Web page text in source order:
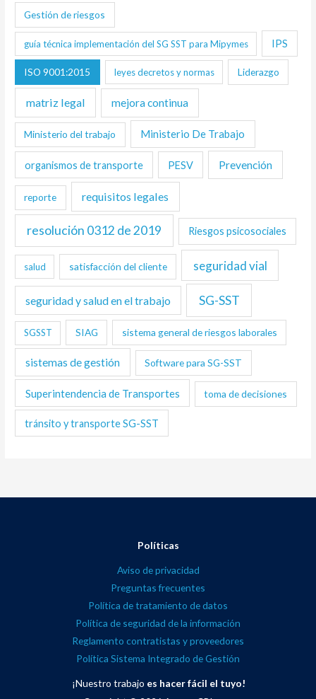
Gestión de riesgos
guía técnica implementación del SG SST para Mipymes IPS
ISO 9001:2015 leyes decretos y normas Liderazgo
matriz legal mejora continua
Ministerio del trabajo Ministerio De Trabajo
organismos de transporte PESV Prevención
reporte requisitos legales
resolución 0312 de 2019 Riesgos psicosociales
salud satisfacción del cliente seguridad vial
seguridad y salud en el trabajo SG-SST
SGSST SIAG sistema general de riesgos laborales
sistemas de gestión Software para SG-SST
Superintendencia de Transportes toma de decisiones
tránsito y transporte SG-SST
Políticas
Aviso de privacidad
Preguntas frecuentes
Política de tratamiento de datos
Política de seguridad de la información
Reglamento contratistas y proveedores
Política Sistema Integrado de Gestión
¡Nuestro trabajo es hacer fácil el tuyo!